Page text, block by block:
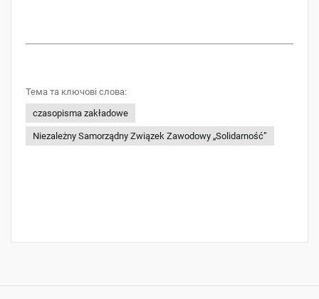
Тема та ключові слова:
czasopisma zakładowe
Niezależny Samorządny Związek Zawodowy „Solidarność”